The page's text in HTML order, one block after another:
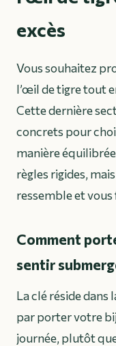
excès
Vous souhaitez
l’œil de tigre tout
Cette dernière
concrets pour
manière
règles rigides,
ressemble et
Comment
sentir
La clé réside dans
par porter votre
journée, plutôt